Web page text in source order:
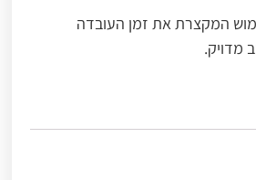
המקצרת את זמן העובדה
מדויק.